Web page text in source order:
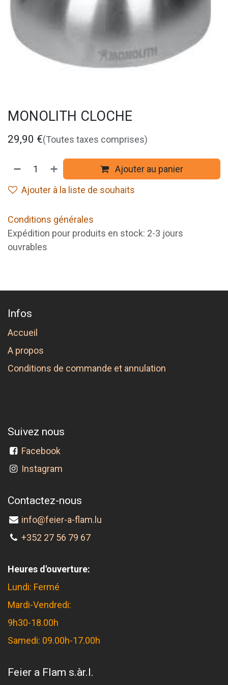
MONOLITH CLOCHE
29,90 €(Toutes taxes comprises)
Ajouter au panier
Ajouter à la liste de souhaits
Conditions générales
Expédition pour produits en stock: 2-3 jours
ouvrables
Infos
Accueil
A propos
Conditions de commande et annulation
Suivez nous
Facebook
Instagram
Contactez-nous
info@feier-a-flam.lu
+352 27 56 79 67
Heures d'ouverture:
Lundi: Fermé
Mardi-Vendredi:
9h30-18.00h
Samedi: 09.00h-17.00h
Feier a Flam s.àr.l.